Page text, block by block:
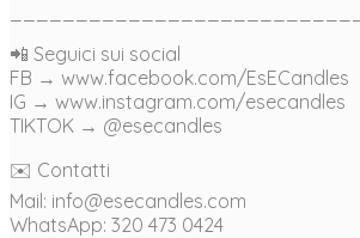
📲 Seguici sui social
FB → www.facebook.com/EsECandles
IG → www.instagram.com/esecandles
TIKTOK → @esecandles
✉️ Contatti
Mail: info@esecandles.com
WhatsApp: 320 473 0424